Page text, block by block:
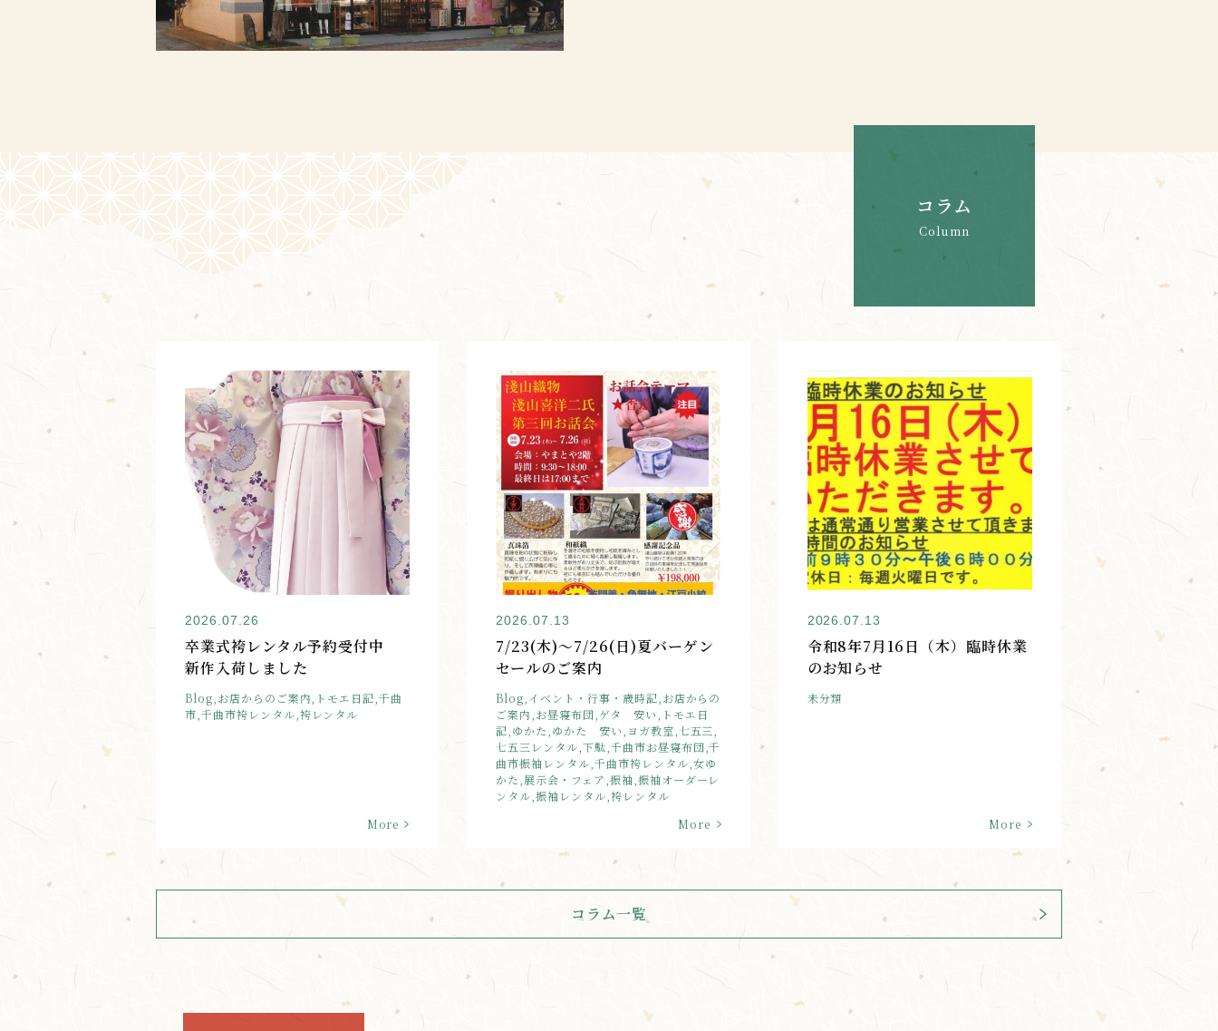
コラム
Column
2026.07.26
卒業式袴レンタル予約受付中
新作入荷しました
Blog,お店からのご案内,トモエ日記,千曲
市,千曲市袴レンタル,袴レンタル
2026.07.13
7/23(木)～7/26(日)夏バーゲン
セールのご案内
Blog,イベント・行事・歳時記,お店からの
ご案内,お昼寝布団,ゲタ 安い,トモエ日
記,ゆかた,ゆかた 安い,ヨガ教室,七五三,
七五三レンタル,下駄,千曲市お昼寝布団,千
曲市振袖レンタル,千曲市袴レンタル,女ゆ
かた,展示会・フェア,振袖,振袖オーダーレ
ンタル,振袖レンタル,袴レンタル
2026.07.13
令和8年7月16日（木）臨時休業
のお知らせ
未分類
コラム一覧